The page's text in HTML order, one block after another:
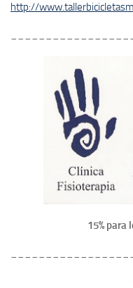
http://
15% para